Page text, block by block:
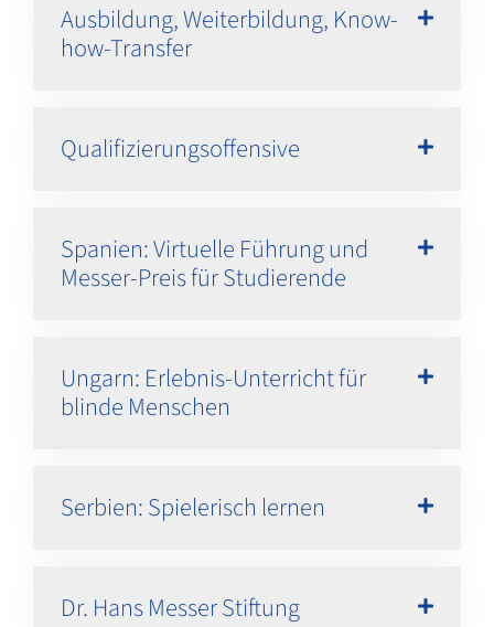
Ausbildung, Weiterbildung, Know-
how-Transfer
Qualifizierungsoffensive
Spanien: Virtuelle Führung und
Messer-Preis für Studierende
Ungarn: Erlebnis-Unterricht für
blinde Menschen
Serbien: Spielerisch lernen
Dr. Hans Messer Stiftung